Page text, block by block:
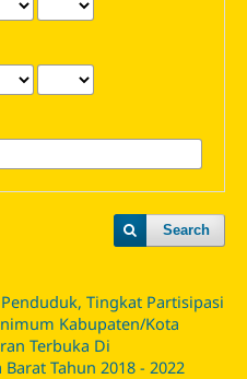
Search
Tingkat Partisipasi
Kabupaten/Kota
Terbuka Di
Tahun 2018 - 2022